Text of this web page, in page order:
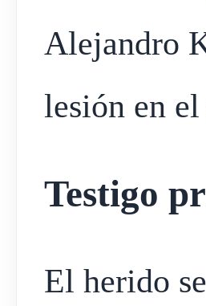
Alejandro
lesión en
Testigo
El herido